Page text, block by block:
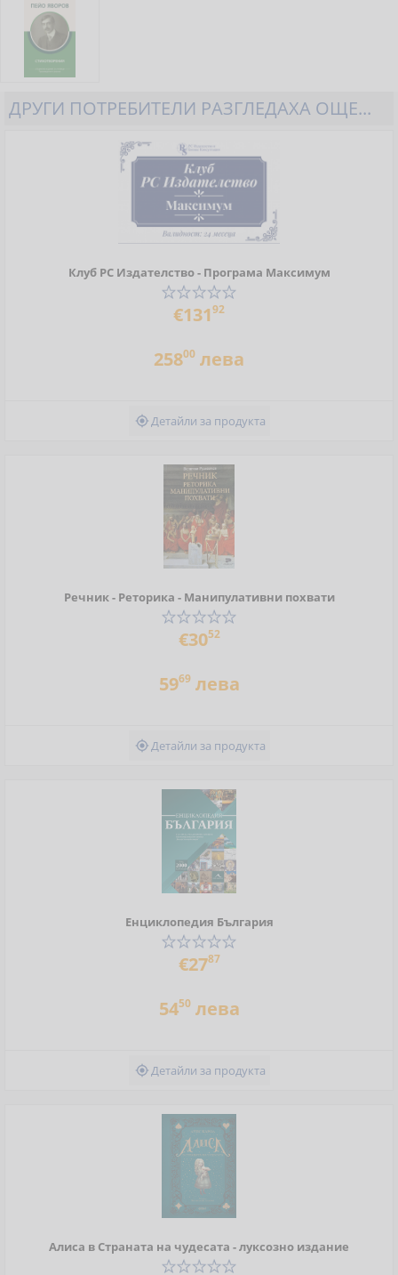
ДРУГИ ПОТРЕБИТЕЛИ РАЗГЛЕДАХА ОЩЕ...
Клуб РС Издателство - Програма Максимум
€13192
25800 лева
Детайли за продукта
Речник - Реторика - Манипулативни похвати
€3052
5969лева
Детайли за продукта
Енциклопедия България
€2787
5450лева
Детайли за продукта
Алиса в Страната на чудесата - луксозно издание